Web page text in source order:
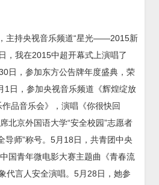
主持央视音乐频道“星光——2015新
，我在2015中超开幕式上演唱了
日，参加东方公告牌年度盛典，荣
1日，参加央视音乐频道《辉煌绽放
品音乐会》，演唱《你很快回
北京外国语大学“安全校园”志愿者
导师”称号。5月18日，共青团中央
国青年微电影大赛主题曲《青春流
代言人安全演唱。5月28日，她参